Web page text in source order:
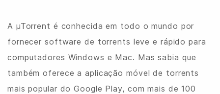
A µTorrent é conhecida em todo o mundo por
fornecer software de torrents leve e rápido para
computadores Windows e Mac. Mas sabia que
também oferece a aplicação móvel de torrents
mais popular do Google Play, com mais de 100